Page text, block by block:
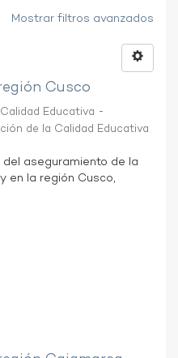
Mostrar filtros avanzados
Cusco
Educativa -
de la Calidad Educativa
aseguramiento de la
en la región Cusco,